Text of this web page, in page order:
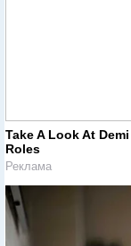
Take A Look At
Roles
Реклама